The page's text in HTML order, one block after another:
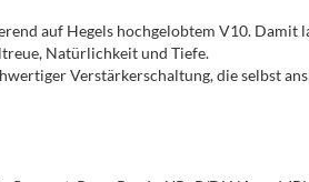
auf Hegels hochgelobtem V10. Damit
Natürlichkeit und Tiefe.
Verstärkerschaltung, die selbst